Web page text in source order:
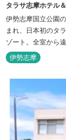
タラサ志摩ホテル
伊勢志摩国立公園
まれ、日本初のタ
ゾート。全室から
ックスした滞在を
らきれいな海水を
ラソテラピーや、
伊勢志摩